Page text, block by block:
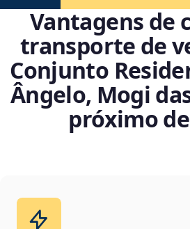
Vantagens de
transporte de
Conjunto
Ângelo, Mogi
próximo